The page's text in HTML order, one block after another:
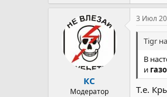
КС
Модератор
3 Июл
Tigr
В
и
Т.е.